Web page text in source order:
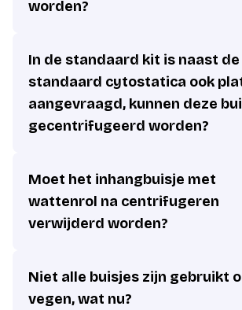
worden?
In de standaard kit is naast de
standaard cytostatica ook
aangevraagd, kunnen deze
gecentrifugeerd worden?
Moet het inhangbuisje met
wattenrol na centrifugeren
verwijderd worden?
Niet alle buisjes zijn gebruikt
vegen, wat nu?